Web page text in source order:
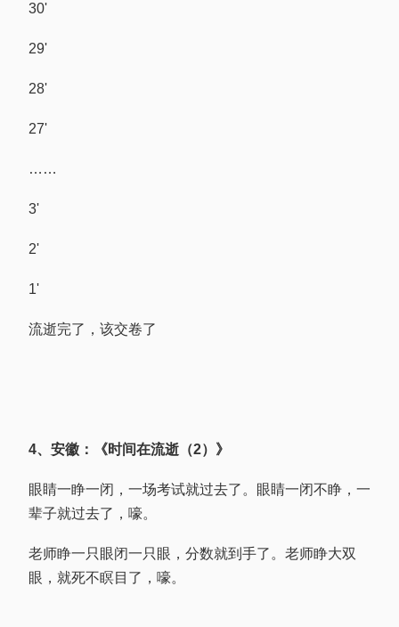
30'
29'
28'
27'
……
3'
2'
1'
流逝完了，该交卷了
4、安徽：《时间在流逝（2）》
眼睛一睁一闭，一场考试就过去了。眼睛一闭不睁，一
辈子就过去了，嚎。
老师睁一只眼闭一只眼，分数就到手了。老师睁大双
眼，就死不瞑目了，嚎。